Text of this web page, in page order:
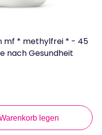
mf * methylfrei * - 45
nach Gesundheit
legen